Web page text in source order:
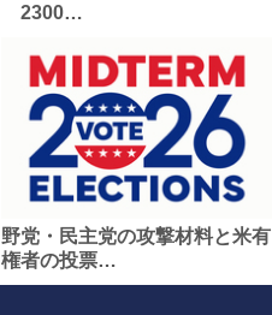
2300…
野党・民主党の攻撃材料と米有
権者の投票…